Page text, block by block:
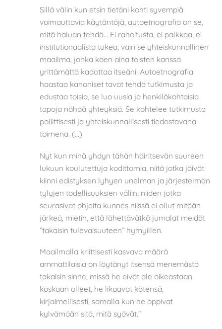
Sillä välin kun etsin tietäni kohti syvempiä
voimauttavia käytäntöjä, autoetnografia on se,
mitä haluan tehdä… Ei rahoitusta, ei palkkaa, ei
institutionaalista tukea, vain se yhteiskunnallinen
maailma, jonka koen aina toisten kanssa
yrittämättä kadottaa itseäni. Autoetnografia
haastaa kanoniset tavat tehdä tutkimusta ja
edustaa toisia, se luo uusia ja henkilökohtaisia
tapoja nähdä yhteyksiä. Se kohtelee tutkimusta
poliittisesti ja yhteiskunnallisesti tiedostavana
toimena. (…)
Nyt kun minä yhdyn tähän häiritsevän suureen
lukuun koulutettuja kodittomia, niitä jotka jäivät
kiinni edistyksen lyhyen unelman ja järjestelmän
tylyjen todellisuuksien väliin, niiden jotka
seurasivat ohjeita kunnes niissä ei ollut mitään
järkeä, mietin, että lähettävätkö jumalat meidät
”takaisin tulevaisuuteen” hymyillen.
Maailmalla kriittisesti kasvava määrä
ammattilaisia on löytänyt itsensä menemästä
takaisin sinne, missä he eivät ole oikeastaan
koskaan olleet, he likaavat kätensä,
kirjaimellisesti, samalla kun he oppivat
kylvämään sitä, mitä syövät.”